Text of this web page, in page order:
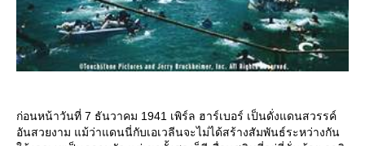
ก่อนหน้าวันที่ 7 ธันวาคม 1941 เพิร์ล ฮาร์เบอร์ เป็นดั่งแดนสวรรค์
อันสวยงาม แม้ว่าแดนนี่กับเอเวลีนจะไม่ได้สร้างสัมพันธ์ระหว่างกัน